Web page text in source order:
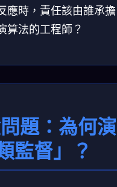
應時，責任該由誰承
算法的工程師？
題：為何
監督」？